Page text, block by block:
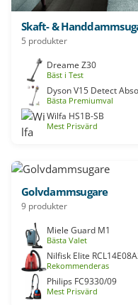
Skaft- &
5 produkter
Dreame Z30
Bäst i Test
Dyson V15 Detect
Bästa Premiumval
Wilfa HS1B-SB
Mest Prisvärd
Golvdammsugare
9 produkter
Miele Guard M1
Bästa Valet
Nilfisk Elite
Rekommenderas
Philips FC9330/09
Mest Prisvärd